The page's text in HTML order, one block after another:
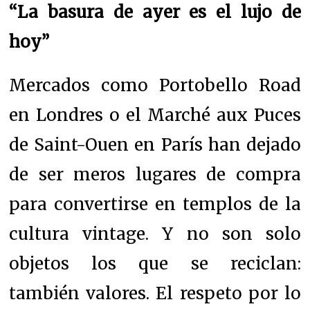
“La basura de ayer es el lujo de
hoy”
Mercados como Portobello Road
en Londres o el Marché aux Puces
de Saint-Ouen en París han dejado
de ser meros lugares de compra
para convertirse en templos de la
cultura vintage. Y no son solo
objetos los que se reciclan:
también valores. El respeto por lo